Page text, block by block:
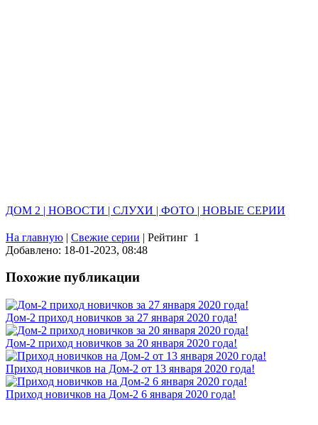
ДОМ 2 | НОВОСТИ | СЛУХИ | ФОТО | НОВЫЕ СЕРИИ
На главную | Свежие серии | Рейтинг 1
Добавлено: 18-01-2023, 08:48
Похожие публикации
Дом-2 приход новичков за 27 января 2020 года!
Дом-2 приход новичков за 20 января 2020 года!
Приход новичков на Дом-2 от 13 января 2020 года!
Приход новичков на Дом-2 6 января 2020 года!